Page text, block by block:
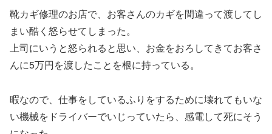
靴カギ修理のお店で、お客さんのカギを間違って渡してし
まい酷く怒らせてしまった。
上司にいうと怒られると思い、お金をおろしてきてお客さ
んに5万円を渡したことを根に持っている。
暇なので、仕事をしているふりをするために壊れてもいな
い機械をドライバーでいじっていたら、感電して死にそう